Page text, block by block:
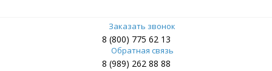
Заказать звонок
8 (800) 775 62 13
Обратная связь
8 (989) 262 88 88